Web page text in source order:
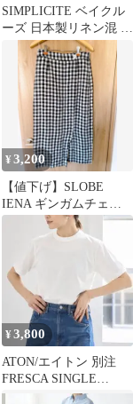
SIMPLICITE ベイクル
ーズ 日本製リネン混 麻
混 ノースリーブカット
ソー
¥3,200
【値下げ】SLOBE
IENA ギンガムチェッ
ク リネン スカート リ
ネン100
¥3,800
ATON/エイトン 別注
FRESCA SINGLE
JERSEY Tシャツ 白